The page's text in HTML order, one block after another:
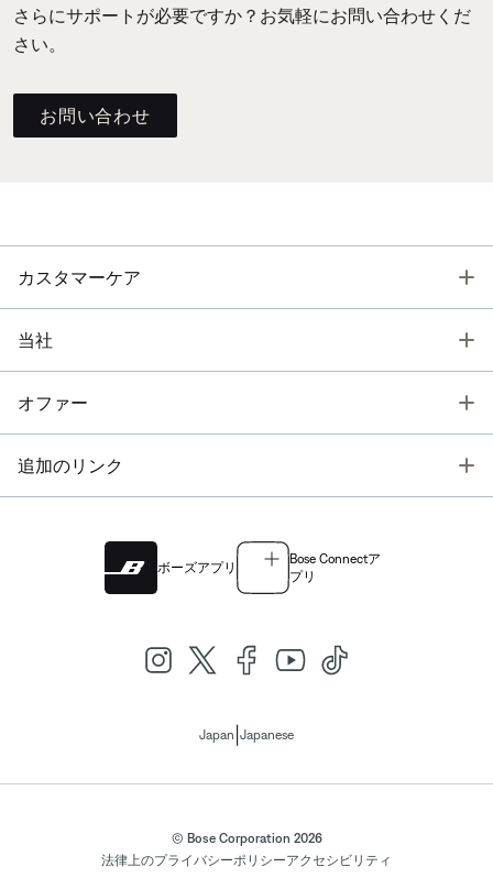
さらにサポートが必要ですか？お気軽にお問い合わせくだ
さい。
お問い合わせ
カスタマーケア
当社
オファー
追加のリンク
ボーズアプリ
Bose Connectア
プリ
Japan Japanese
© Bose Corporation 2026
法律上のプライバシーポリシーアクセシビリティ